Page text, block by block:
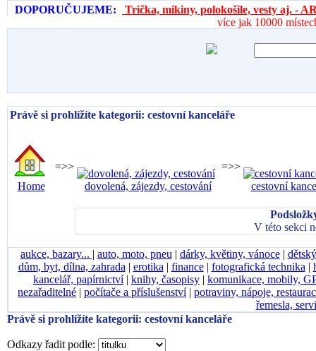
DOPORUČUJEME:
Trička, mikiny, polokošile, vesty aj. -
více jak 10000
Právě si prohlížíte kategorii: cestovní kanceláře
Home
=>>
dovolená, zájezdy, cestování
=>>
cestovní
V této sekci
aukce, bazary... | auto, moto, pneu | dárky, květiny, vánoce|
dům, byt, dílna, zahrada | erotika | finance| fotografická technika |
kancelář, papírnictví| knihy, časopisy | komunikace, mobily,
nezařaditelné | počítače a příslušenství| potraviny, nápoje,
řemesla,
Právě si prohlížíte kategorii: cestovní kanceláře
Odkazy řadit podle: